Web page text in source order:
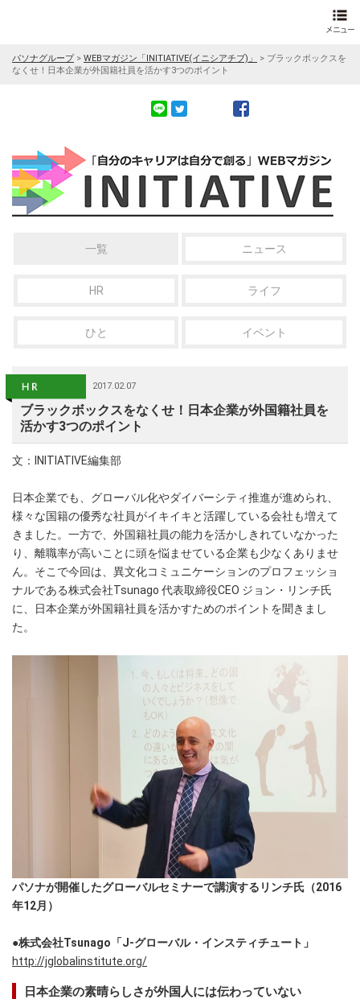
パソナグループ> WEBマガジン「INITIATIVE(イニシアチブ)」 > ブラックボックスを
なくせ！日本企業が外国籍社員を活かす3つのポイント
一覧 ニュース
HR ライフ
ひと イベント
2017.02.07
ブラックボックスをなくせ！日本企業が外国籍社員を
活かす3つのポイント
文：INITIATIVE編集部
日本企業でも、グローバル化やダイバーシティ推進が進められ、
様々な国籍の優秀な社員がイキイキと活躍している会社も増えて
きました。一方で、外国籍社員の能力を活かしきれていなかった
り、離職率が高いことに頭を悩ませている企業も少なくありませ
ん。そこで今回は、異文化コミュニケーションのプロフェッショ
ナルである株式会社Tsunago 代表取締役CEO ジョン・リンチ氏
に、日本企業が外国籍社員を活かすためのポイントを聞きまし
た。
パソナが開催したグローバルセミナーで講演するリンチ氏（2016
年12月）
●株式会社Tsunago「J-グローバル・インスティチュート」
http://jglobalinstitute.org/
日本企業の素晴らしさが外国人には伝わっていない